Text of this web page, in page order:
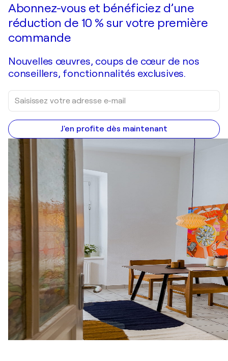
Abonnez-vous et bénéficiez d’une
réduction de 10 % sur votre première
commande
Nouvelles œuvres, coups de cœur de nos
conseillers, fonctionnalités exclusives.
J'en profite dès maintenant